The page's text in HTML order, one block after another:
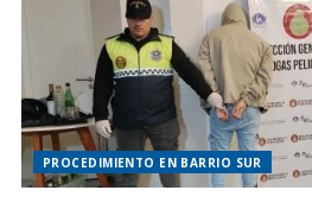
PROCEDIMIENTO EN BARRIO SUR